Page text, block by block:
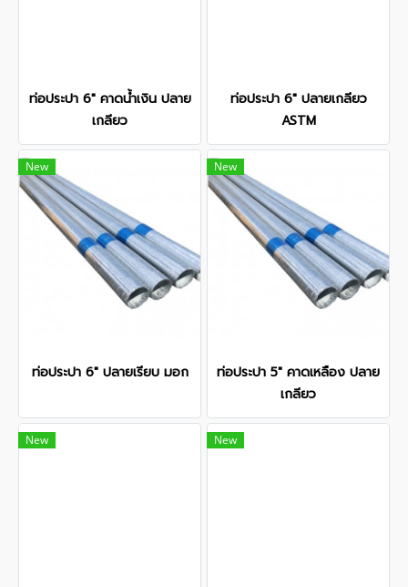
ท่อประปา 6" คาดน้ำเงิน ปลาย
เกลียว
ท่อประปา 6" ปลายเกลียว
ASTM
New
ท่อประปา 6" ปลายเรียบ มอก
New
ท่อประปา 5" คาดเหลือง ปลาย
เกลียว
New New